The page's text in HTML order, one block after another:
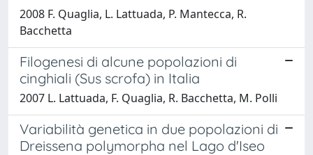
2008 F. Quaglia, L. Lattuada, P. Mantecca, R.
Bacchetta
Filogenesi di alcune popolazioni di
cinghiali (Sus scrofa) in Italia
2007 L. Lattuada, F. Quaglia, R. Bacchetta, M. Polli
Variabilità genetica in due popolazioni di
Dreissena polymorpha nel Lago d'Iseo